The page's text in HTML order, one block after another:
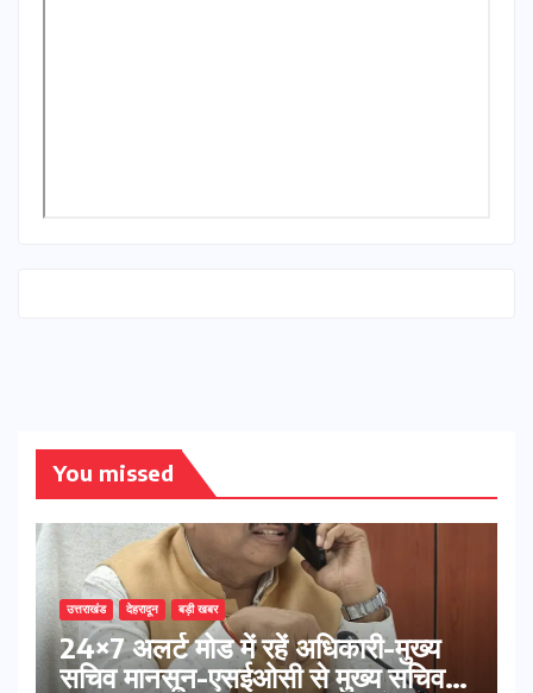
You missed
उत्तराखंड देहरादून बड़ी खबर
24×7 अलर्ट मोड में रहें अधिकारी-मुख्य
सचिव मानसून-एसईओसी से मुख्य सचिव ने